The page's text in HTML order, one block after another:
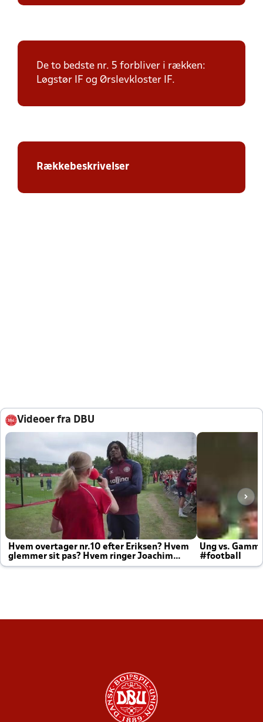
De to bedste nr. 5 forbliver i rækken:
Løgstør IF og Ørslevkloster IF.
Rækkebeskrivelser
Videoer fra DBU
Hvem overtager nr.10 efter Eriksen? Hvem
glemmer sit pas? Hvem ringer Joachim
altid til efter kampe?
Ung vs.
#football